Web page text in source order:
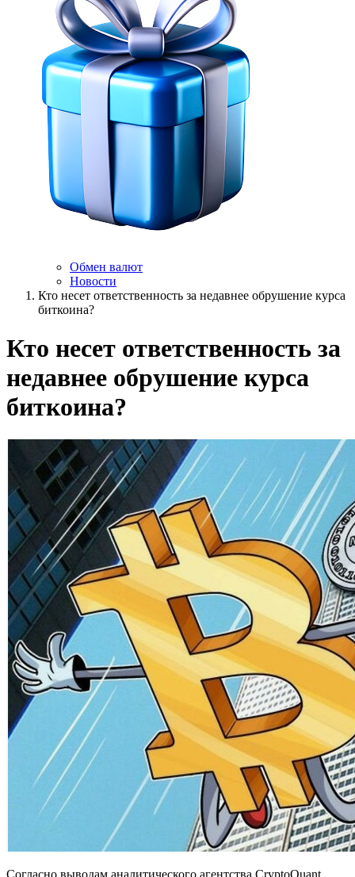
Обмен валют
Новости
Кто несет ответственность за недавнее обрушение курса
биткоина?
Кто несет ответственность за
недавнее обрушение курса
биткоина?
Согласно выводам аналитического агентства CryptoQuant,